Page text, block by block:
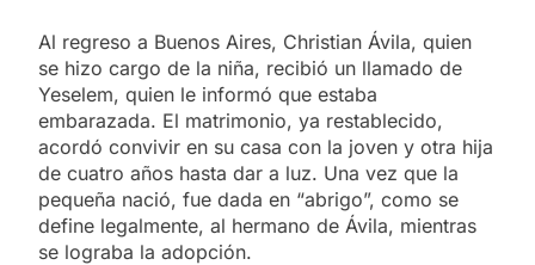
Al regreso a Buenos Aires, Christian Ávila, quien
se hizo cargo de la niña, recibió un llamado de
Yeselem, quien le informó que estaba
embarazada. El matrimonio, ya restablecido,
acordó convivir en su casa con la joven y otra hija
de cuatro años hasta dar a luz. Una vez que la
pequeña nació, fue dada en “abrigo”, como se
define legalmente, al hermano de Ávila, mientras
se lograba la adopción.